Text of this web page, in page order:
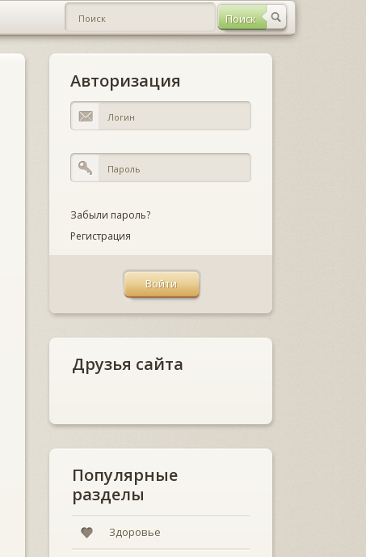
Авторизация
Забыли пароль?
Регистрация
Друзья сайта
Популярные
разделы
Здоровье